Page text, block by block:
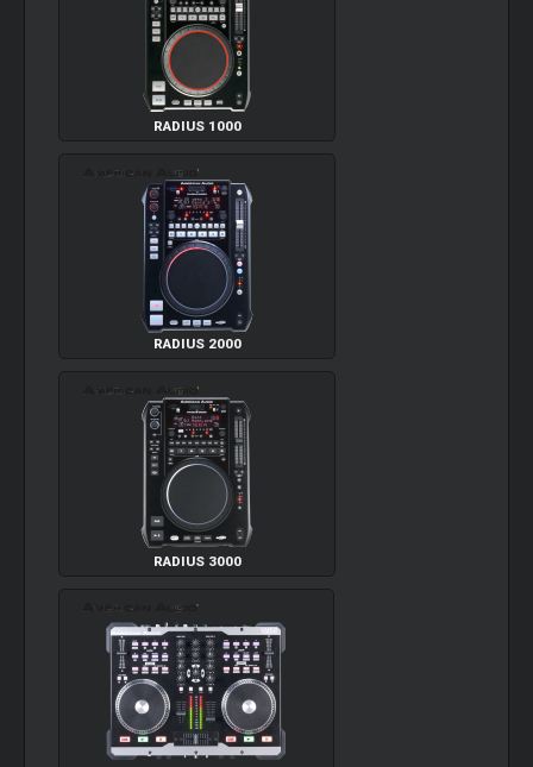
RADIUS 1000
RADIUS 2000
RADIUS 3000